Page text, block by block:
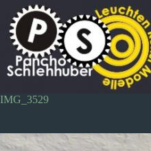
Inhalt
springen
IMG_3529